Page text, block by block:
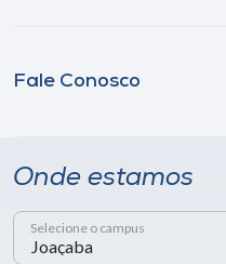
Fale Conosco
Onde estamos
Selecione o campus